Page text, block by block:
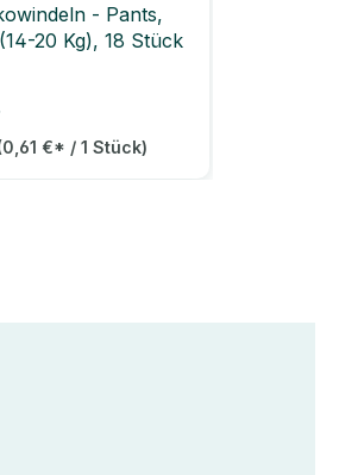
- Pants,
20 Kg), 18 Stück
€* / 1 Stück)